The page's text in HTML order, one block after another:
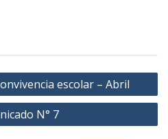
escolar – Abril
N° 7